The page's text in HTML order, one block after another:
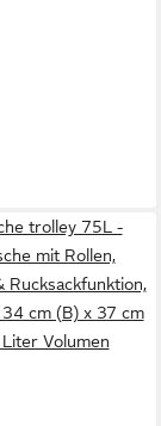
trolley 75L -
mit Rollen,
cm (B) x 37 cm
Volumen